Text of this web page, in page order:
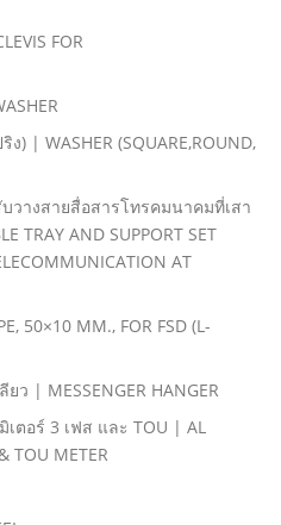
FOR
| WASHER (SQUARE,ROUND,
วางสายสื่อสารโทรคมนาคมที่เสา
AND SUPPORT SET
AT
50×10 MM., FOR FSD (L-
| MESSENGER HANGER
ตอร์ 3 เฟส และ TOU | AL
TOU METER